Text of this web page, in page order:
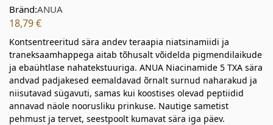
Bränd:ANUA
18,79€
Kontsentreeritud sära andev teraapia niatsinamiidi ja
traneksaamhappega aitab tõhusalt võidelda pigmendilaikude
ja ebaühtlase nahatekstuuriga. ANUA Niacinamide 5 TXA sära
andvad padjakesed eemaldavad õrnalt surnud naharakud ja
niisutavad sügavuti, samas kui koostises olevad peptiidid
annavad näole noorusliku prinkuse. Nautige sametist
pehmust ja tervet, seestpoolt kumavat sära iga päev.